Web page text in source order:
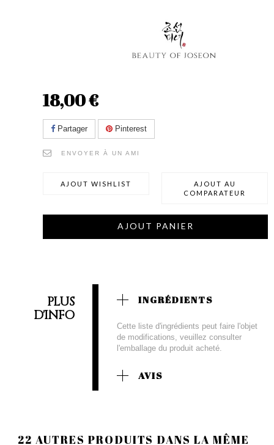
18,00 €
Partager Pinterest
ENVOYER À UN AMI
AJOUT WISHLIST
AJOUT AU
COMPARATEUR
AJOUT PANIER
PLUS
D'INFO
INGRÉDIENTS
Cette liste d'ingrédients peut faire l'objet
de modifications, veuillez consulter
l'emballage du produit acheté.
AVIS
22 AUTRES PRODUITS DANS LA MÊME